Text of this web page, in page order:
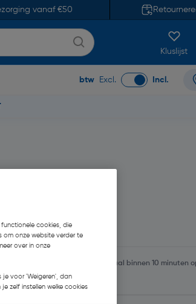
vanaf €50
Kluslijst
btw Excl. Incl.
- Bekijk voorraadniveaus en haal binnen 10 minuten
cookies, die
om onze website verder te
over in onze
je voor 'Weigeren', dan
zelf instellen welke cookies